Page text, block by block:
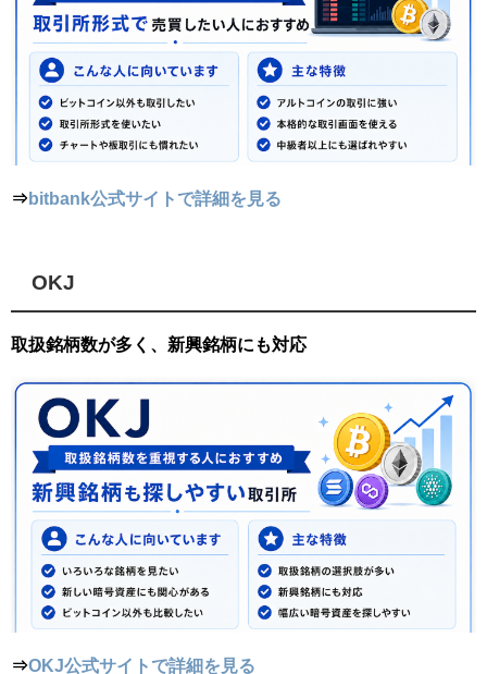
⇒bitbank公式サイトで詳細を見る
OKJ
取扱銘柄数が多く、新興銘柄にも対応
⇒OKJ公式サイトで詳細を見る